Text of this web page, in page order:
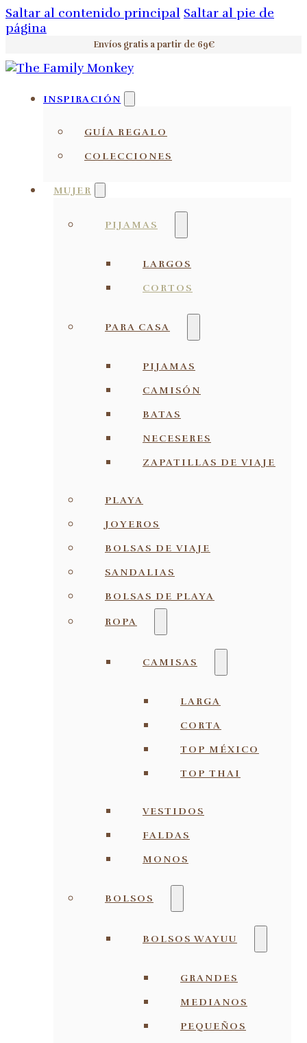
Saltar al contenido principal Saltar al pie de
página
Envíos gratis a partir de 69€
INSPIRACIÓN
GUÍA REGALO
COLECCIONES
MUJER
PIJAMAS
LARGOS
CORTOS
PARA CASA
PIJAMAS
CAMISÓN
BATAS
NECESERES
ZAPATILLAS DE VIAJE
PLAYA
JOYEROS
BOLSAS DE VIAJE
SANDALIAS
BOLSAS DE PLAYA
ROPA
CAMISAS
LARGA
CORTA
TOP MÉXICO
TOP THAI
VESTIDOS
FALDAS
MONOS
BOLSOS
BOLSOS WAYUU
GRANDES
MEDIANOS
PEQUEÑOS